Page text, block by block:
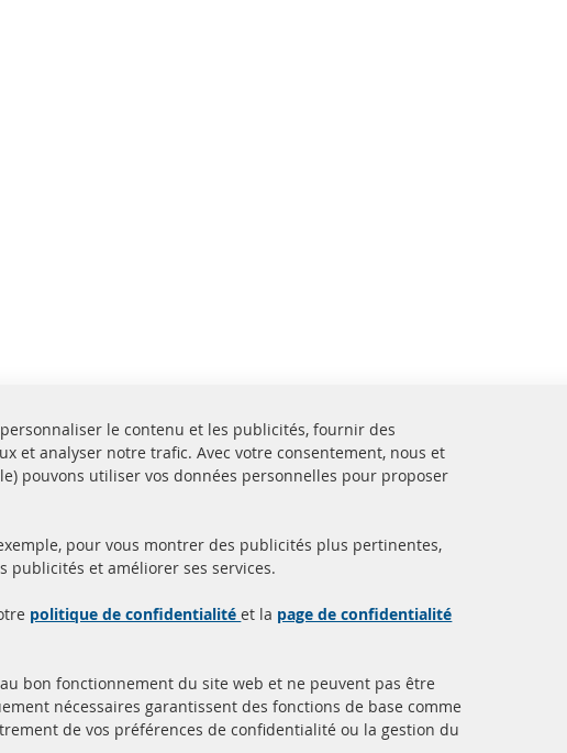
Toutes les pièces sont certifiées
homologuées avec la marque
d'homologation e
diesel (FPD)
Service Clients
à propos de nous
le contenu et les publicités, fournir des
et analyser notre trafic. Avec votre consentement, nous et
pouvons utiliser vos données personnelles pour proposer
pour vous montrer des publicités plus pertinentes,
publicités et améliorer ses services.
politique de confidentialitéet la page de confidentialité
bon fonctionnement du site web et ne peuvent pas être
nécessaires garantissent des fonctions de base comme
de vos préférences de confidentialité ou la gestion du